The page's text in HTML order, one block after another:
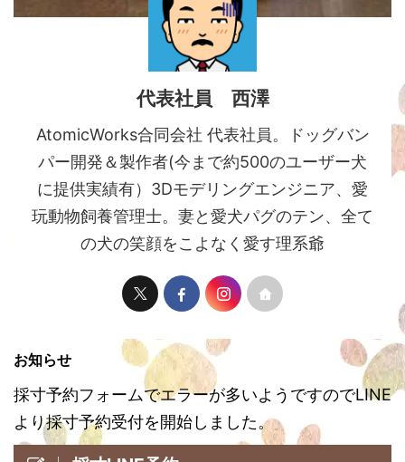
代表社員 西澤
AtomicWorks合同会社 代表社員。ドッグバン
パー開発＆製作者(今まで約500のユーザー犬
に提供実績有）3Dモデリングエンジニア、愛
玩動物飼養管理士。妻と愛犬パグのテン、全て
の犬の笑顔をこよなく愛す理系爺
お知らせ
採寸予約フォームでエラーが多いようですのでLINE
より採寸予約受付を開始しました。